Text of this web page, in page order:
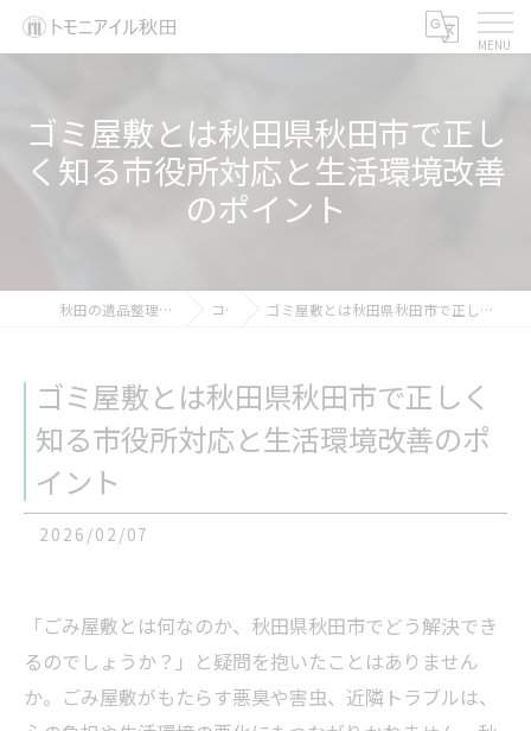
ゴミ屋敷とは秋田県秋田市で正し
く知る市役所対応と生活環境改善
のポイント
秋田の遺品整理ならトモニアイル秋田 コラム ゴミ屋敷とは秋田県秋田市で正しく知る市役所対応と生活環境改善のポイント
ゴミ屋敷とは秋田県秋田市で正しく
知る市役所対応と生活環境改善のポ
イント
2026/02/07
「ごみ屋敷とは何なのか、秋田県秋田市でどう解決でき
るのでしょうか？」と疑問を抱いたことはありません
か。ごみ屋敷がもたらす悪臭や害虫、近隣トラブルは、